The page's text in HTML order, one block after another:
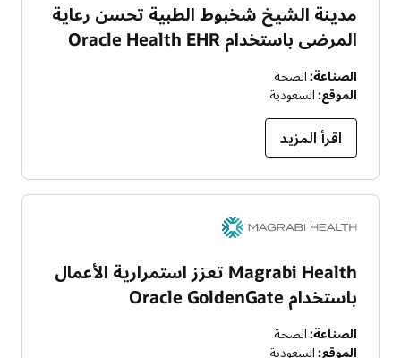
مدينة الشيخ شخبوط الطبية تحسن رعاية
المرضى باستخدام Oracle Health EHR
الصناعة: الصحة
الموقع: السعودية
اقرأ المزيد
Magrabi Health تعزز استمرارية الأعمال
باستخدام Oracle GoldenGate
الصناعة: الصحة
الموقع: السعودية